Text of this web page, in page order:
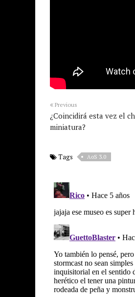
Previous
¿Coincidirá esta vez el
miniatura?
Tags AoS 3.0